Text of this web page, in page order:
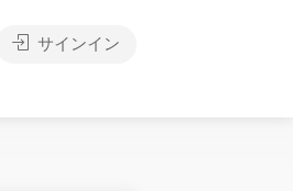
サインイン